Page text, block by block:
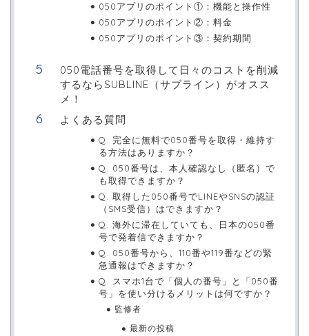
050アプリのポイント①：機能と操作性
050アプリのポイント②：料金
050アプリのポイント③：契約期間
050電話番号を取得して日々のコストを削減
するならSUBLINE（サブライン）がオスス
メ！
よくある質問
Q. 完全に無料で050番号を取得・維持す
る方法はありますか？
Q. 050番号は、本人確認なし（匿名）で
も取得できますか？
Q. 取得した050番号でLINEやSNSの認証
（SMS受信）はできますか？
Q. 海外に滞在していても、日本の050番
号で発着信できますか？
Q. 050番号から、110番や119番などの緊
急通報はできますか？
Q. スマホ1台で「個人の番号」と「050番
号」を使い分けるメリットは何ですか？
監修者
最新の投稿